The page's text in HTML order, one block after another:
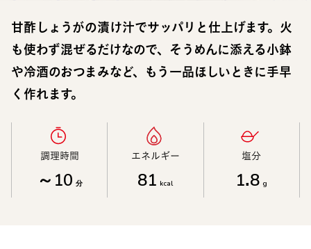
甘酢しょうがの漬け汁でサッパリと仕上げます。火
も使わず混ぜるだけなので、そうめんに添える小鉢
や冷酒のおつまみなど、もう一品ほしいときに手早
く作れます。
調理時間​
～10 分
エネルギー​
81 kcal
塩分​
1.8 g